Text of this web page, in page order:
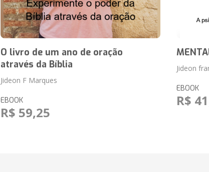
O livro de um ano de oração
através da Bíblia
Jideon F Marques
EBOOK
R$ 59,25
Jideon
EBOOK
R$